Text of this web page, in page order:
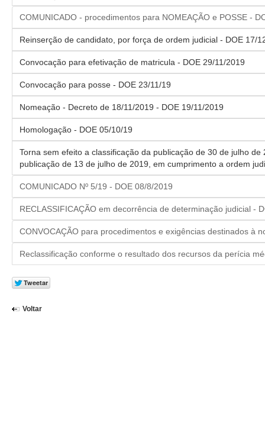
COMUNICADO - procedimentos para NOMEAÇÃO e POSSE -
Reinserção de candidato, por força de ordem judicial - DOE 17/
Convocação para efetivação de matricula - DOE 29/11/2019
Convocação para posse - DOE 23/11/19
Nomeação - Decreto de 18/11/2019 - DOE 19/11/2019
Homologação - DOE 05/10/19
Torna sem efeito a classificação da publicação de 30 de julho
publicação de 13 de julho de 2019, em cumprimento a ordem
COMUNICADO Nº 5/19 - DOE 08/8/2019
RECLASSIFICAÇÃO em decorrência de determinação judicial -
CONVOCAÇÃO para procedimentos e exigências destinados à
Reclassificação conforme o resultado dos recursos da perícia
Voltar